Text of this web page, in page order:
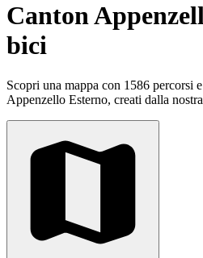
Canton
bici
Scopri una mappa con 1586 percorsi
Appenzello Esterno, creati dalla